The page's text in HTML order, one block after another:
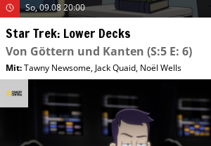
So, 09.08 20:00
Star Trek: Lower Decks
Von Göttern und Kanten (S:5 E: 6)
Mit:Tawny Newsome, Jack Quaid, Noël Wells